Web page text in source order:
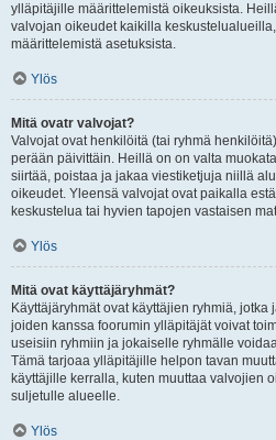
ylläpitäjille määrittelemistä oikeuksista.
valvojan oikeudet kaikilla
määrittelemistä asetuksista.
Ylös
Mitä ovatr valvojat?
Valvojat ovat henkilöitä (tai ryhmä
perään päivittäin. Heillä on on valta
siirtää, poistaa ja jakaa viestiketjuja niillä
oikeudet. Yleensä valvojat ovat paikalla
keskustelua tai hyvien tapojen vastaisen
Ylös
Mitä ovat käyttäjäryhmät?
Käyttäjäryhmät ovat käyttäjien ryhmiä,
joiden kanssa foorumin ylläpitäjät voivat
useisiin ryhmiin ja jokaiselle ryhmälle
Tämä tarjoaa ylläpitäjille helpon tavan
käyttäjille kerralla, kuten muuttaa valvojien
suljetulle alueelle.
Ylös